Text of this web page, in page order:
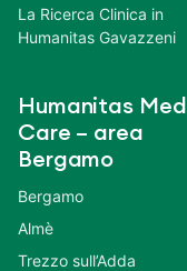
La Ricerca Clinica in
Humanitas Gavazzeni
Humanitas
Care – area
Bergamo
Bergamo
Almè
Trezzo sull’Adda